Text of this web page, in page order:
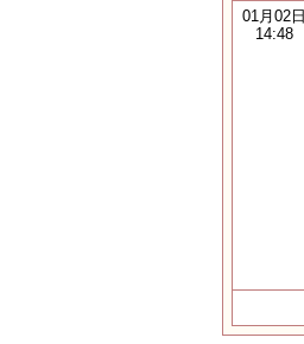
01月02日
14:48